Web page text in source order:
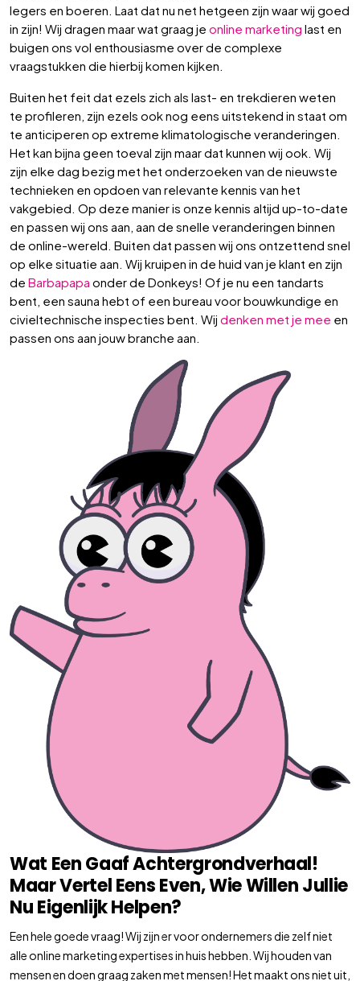
legers en boeren. Laat dat nu net hetgeen zijn waar wij goed
in zijn! Wij dragen maar wat graag je online marketing last en
buigen ons vol enthousiasme over de complexe
vraagstukken die hierbij komen kijken.
Buiten het feit dat ezels zich als last- en trekdieren weten
te profileren, zijn ezels ook nog eens uitstekend in staat om
te anticiperen op extreme klimatologische veranderingen.
Het kan bijna geen toeval zijn maar dat kunnen wij ook. Wij
zijn elke dag bezig met het onderzoeken van de nieuwste
technieken en opdoen van relevante kennis van het
vakgebied. Op deze manier is onze kennis altijd up-to-date
en passen wij ons aan, aan de snelle veranderingen binnen
de online-wereld. Buiten dat passen wij ons ontzettend snel
op elke situatie aan. Wij kruipen in de huid van je klant en zijn
de Barbapapa onder de Donkeys! Of je nu een tandarts
bent, een sauna hebt of een bureau voor bouwkundige en
civieltechnische inspecties bent. Wij denken met je mee en
passen ons aan jouw branche aan.
Wat Een Gaaf Achtergrondverhaal!
Maar Vertel Eens Even, Wie Willen Jullie
Nu Eigenlijk Helpen?
Een hele goede vraag! Wij zijn er voor ondernemers die zelf niet
alle online marketing expertises in huis hebben. Wij houden van
mensen en doen graag zaken met mensen! Het maakt ons niet uit,